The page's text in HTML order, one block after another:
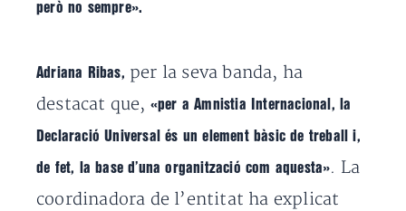
però no sempre».
Adriana Ribas, per la seva banda, ha
destacat que, «per a Amnistia Internacional, la
Declaració Universal és un element bàsic de treball i,
de fet, la base d’una organització com aquesta». La
coordinadora de l’entitat ha explicat